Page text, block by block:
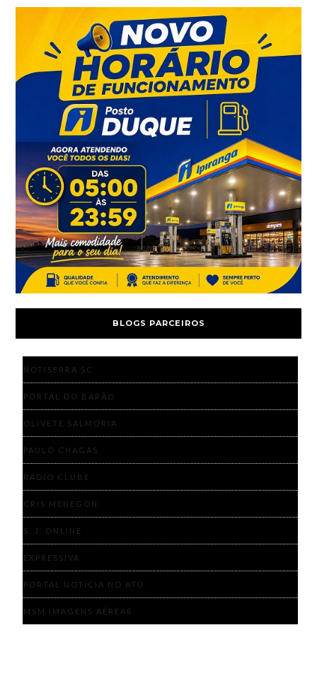
BLOGS PARCEIROS
NOTISERRA SC
PORTAL DO BARÃO
OLIVETE SALMÓRIA
PAULO CHAGAS
RÁDIO CLUBE
CRIS MENEGON
S. J. ONLINE
EXPRESSIVA
PORTAL NOTÍCIA NO ATO
MSM IMAGENS AÉREAS